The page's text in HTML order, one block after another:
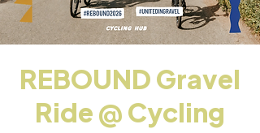
REBOUND Gravel
Ride @ Cycling